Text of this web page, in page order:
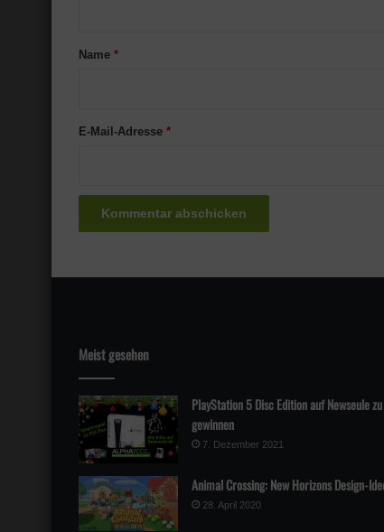
aName *
E-Mail-Adresse *
Meist gesehen
PlayStation 5 Disc Edition auf Newseule zu
gewinnen
7. Dezember 2021
Animal Crossing: New Horizons Design-
28. April 2020